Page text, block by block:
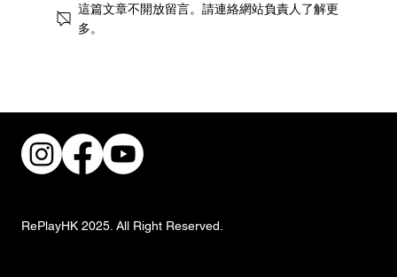
這篇文章不開放留言。請連絡網站負責人了解更
多。
RePlayHK 2025. All Right Reserved.